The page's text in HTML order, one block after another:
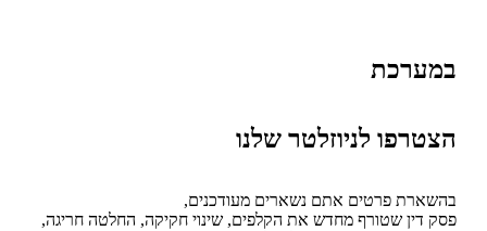
במערכת
הצטרפו לניוזלטר שלנו
בהשארת פרטים אתם נשארים מעודכנים,
פסק דין שטורף מחדש את הקלפים, שינוי חקיקה, החלטה חריגה,